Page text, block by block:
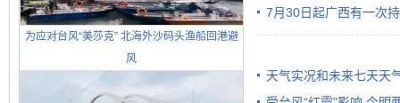
为应对台风“美莎克” 北海外沙码头渔船回港避
风
7月30日起广西有一次
天气实况和未来七天天